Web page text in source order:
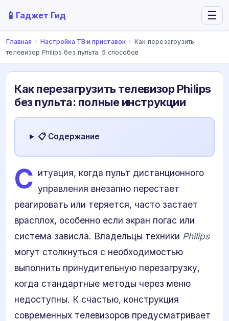
📱 Гаджет Гид ☰
Главная › Настройка ТВ и приставок › Как перезагрузить
телевизор Philips без пульта: 5 способов
Как перезагрузить телевизор Philips
без пульта: полные инструкции
📋 Содержание
С итуация, когда пульт дистанционного
управления внезапно перестает
реагировать или теряется, часто застает
врасплох, особенно если экран погас или
система зависла. Владельцы техники Philips
могут столкнуться с необходимостью
выполнить принудительную перезагрузку,
когда стандартные методы через меню
недоступны. К счастью, конструкция
современных телевизоров предусматривает